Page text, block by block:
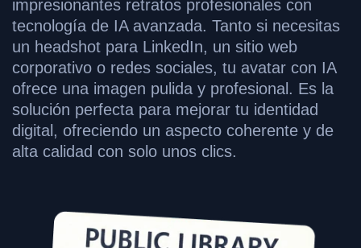
impresionantes retratos profesionales con
tecnología de IA avanzada. Tanto si necesitas
un headshot para LinkedIn, un sitio web
corporativo o redes sociales, tu avatar con IA
ofrece una imagen pulida y profesional. Es la
solución perfecta para mejorar tu identidad
digital, ofreciendo un aspecto coherente y de
alta calidad con solo unos clics.